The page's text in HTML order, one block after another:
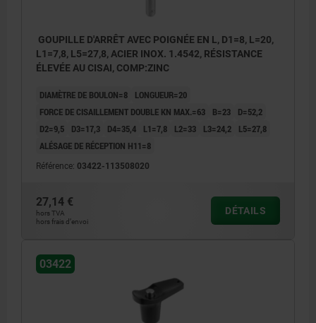
GOUPILLE D'ARRÊT AVEC POIGNÉE EN L, D1=8, L=20,
L1=7,8, L5=27,8, ACIER INOX. 1.4542, RÉSISTANCE
ÉLEVÉE AU CISAI, COMP:ZINC
DIAMÈTRE DE BOULON=8
LONGUEUR=20
FORCE DE CISAILLEMENT DOUBLE KN MAX.=63
B=23
D=52,2
D2=9,5
D3=17,3 D4=35,4 L1=7,8 L2=33 L3=24,2
L5=27,8
ALÉSAGE DE RÉCEPTION H11=8
Référence: 03422-113508020
27,14 €
hors TVA
hors frais d’envoi
DÉTAILS
03422